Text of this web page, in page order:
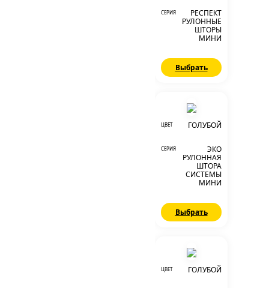
СЕРИЯ
РЕСПЕКТ
РУЛОННЫЕ
ШТОРЫ
МИНИ
Выбрать
ЦВЕТ ГОЛУБОЙ
СЕРИЯ
ЭКО
РУЛОННАЯ
ШТОРА
СИСТЕМЫ
МИНИ
Выбрать
ЦВЕТ ГОЛУБОЙ